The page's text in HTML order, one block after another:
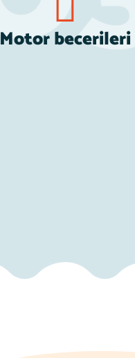
Motor becerileri